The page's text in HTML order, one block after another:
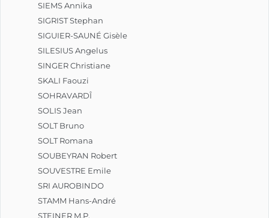
SIEMS Annika
SIGRIST Stephan
SIGUIER-SAUNÉ Gisèle
SILESIUS Angelus
SINGER Christiane
SKALI Faouzi
SOHRAVARDÎ
SOLIS Jean
SOLT Bruno
SOLT Romana
SOUBEYRAN Robert
SOUVESTRE Emile
SRI AUROBINDO
STAMM Hans-André
STEINER M.P.